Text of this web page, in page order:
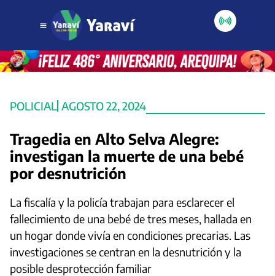
POLICIAL AGOSTO 22, 2024
Tragedia en Alto Selva Alegre:
investigan la muerte de una bebé
por desnutrición
La fiscalía y la policía trabajan para esclarecer el
fallecimiento de una bebé de tres meses, hallada en
un hogar donde vivía en condiciones precarias. Las
investigaciones se centran en la desnutrición y la
posible desprotección familiar